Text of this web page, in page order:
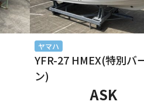
ヤマハ
YFR-27 HMEX(特別バ
ン)
ASK